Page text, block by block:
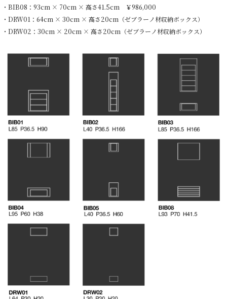
・BIB08：93cm × 70cm × 高さ41.5cm ￥986,000
・DRW01：64cm × 30cm × 高さ20cm（ゼブラーノ材収納ボックス）
・DRW02：30cm × 20cm × 高さ20cm （ゼブラーノ材収納ボックス）